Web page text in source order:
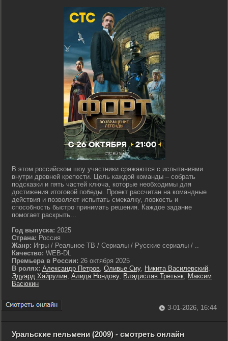
В этом российском шоу участники сражаются с испытаниями
внутри древней крепости. Цель каждой команды – собрать
подсказки и пять частей ключа, которые необходимы для
достижения итоговой победы. Проект рассчитан на командные
действия и позволяет испытать смекалку, ловкость и
способность быстро принимать решения. Каждое задание
помогает раскрыть...
Год выпуска: 2025
Страна: Россия
Жанр: Игры / Реальное ТВ / Сериалы / Русские сериалы / ..
Качество: WEB-DL
Премьера в России: 26 октября 2025
В ролях: Александр Петров, Оливье Сиу, Никита Василевский,
Эдуард Хайрулин, Алида Нондову, Владислав Третьяк, Максим
Васюкин
3-01-2026, 16:44
Уральские пельмени (2009) - смотреть онлайн